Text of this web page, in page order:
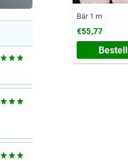
Bär 1 m
€55,77